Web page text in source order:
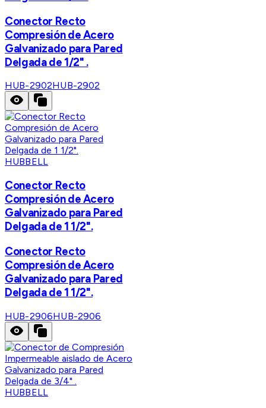
Conector Recto
Compresión de Acero
Galvanizado para Pared
Delgada de 1/2" .
HUB-2902HUB-2902
HUBBELL
Conector Recto
Compresión de Acero
Galvanizado para Pared
Delgada de 1 1/2".
Conector Recto
Compresión de Acero
Galvanizado para Pared
Delgada de 1 1/2".
HUB-2906HUB-2906
HUBBELL